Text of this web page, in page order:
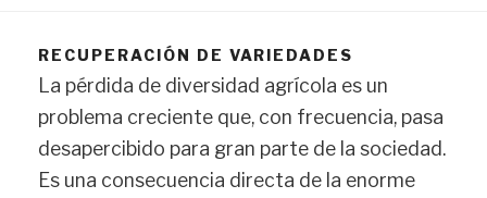
RECUPERACIÓN DE VARIEDADES
La pérdida de diversidad agrícola es un
problema creciente que, con frecuencia, pasa
desapercibido para gran parte de la sociedad.
Es una consecuencia directa de la enorme